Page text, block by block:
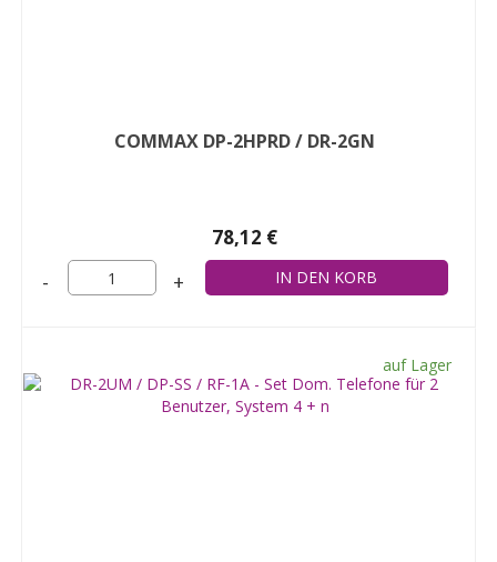
COMMAX DP-2HPRD / DR-2GN
78,12 €
- +
auf Lager